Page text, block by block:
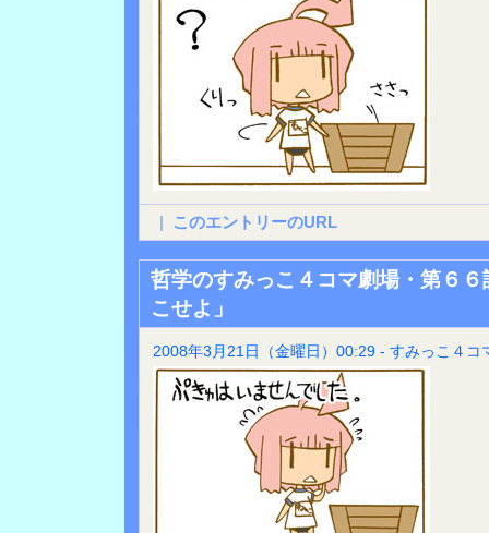
| このエントリーのURL
哲学のすみっこ４コマ劇場・第６
こせよ」
2008年3月21日（金曜日）00:29 - すみっこ４コ